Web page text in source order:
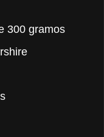
300 gramos